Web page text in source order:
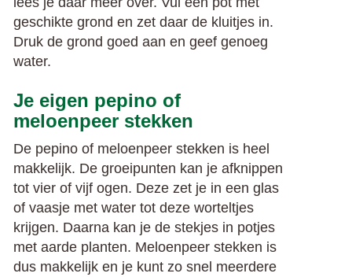
geschikte grond en zet daar de kluitjes in.
Druk de grond goed aan en geef genoeg
water.
Je eigen pepino of
meloenpeer stekken
De pepino of meloenpeer stekken is heel
makkelijk. De groeipunten kan je afknippen
tot vier of vijf ogen. Deze zet je in een glas
of vaasje met water tot deze worteltjes
krijgen. Daarna kan je de stekjes in potjes
met aarde planten. Meloenpeer stekken is
dus makkelijk en je kunt zo snel meerdere